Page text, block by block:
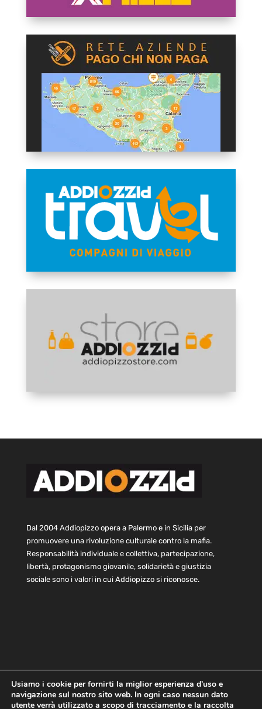
Dal 2004 Addiopizzo opera a Palermo e in Sicilia per
promuovere una rivoluzione culturale contro la mafia.
Responsabilità individuale e collettiva, partecipazione,
libertà, protagonismo giovanile, solidarietà e giustizia
sociale sono i valori in cui Addiopizzo si riconosce.
Home Statuto e bilancio
Contatti
Usiamo i cookie per fornirti la miglior esperienza d'uso e
navigazione sul nostro sito web. In ogni caso nessun dato
utente verrà utilizzato a scopo di tracciamento e la raccolta